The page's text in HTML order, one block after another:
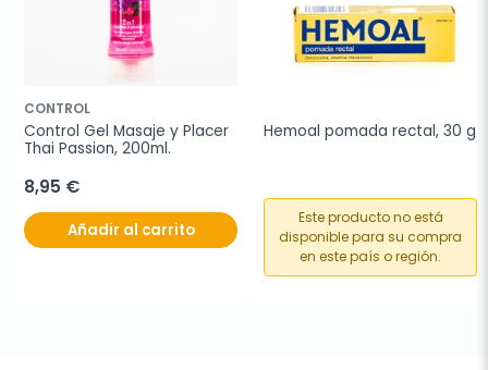
CONTROL
Control Gel Masaje y Placer
Thai Passion, 200ml.
8,95 €
Añadir al carrito
Hemoal pomada rectal, 30 g
Este producto no está
disponible para su compra
en este país o región.